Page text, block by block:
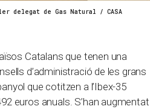
delegat de Gas Natural / CASA
Catalans que tenen una
d’administració de les grans
que cotitzen a l’Ibex-35
euros anuals. S’han augmentat